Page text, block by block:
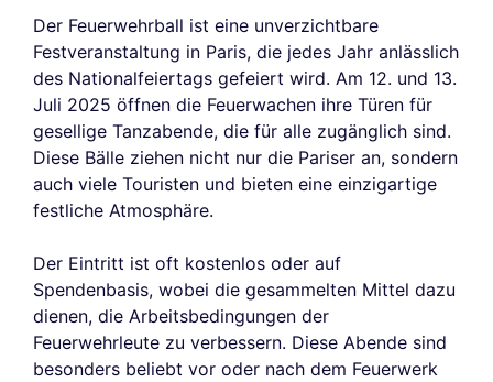
Der Feuerwehrball ist eine unverzichtbare
Festveranstaltung in Paris, die jedes Jahr anlässlich
des Nationalfeiertags gefeiert wird. Am 12. und 13.
Juli 2025 öffnen die Feuerwachen ihre Türen für
gesellige Tanzabende, die für alle zugänglich sind.
Diese Bälle ziehen nicht nur die Pariser an, sondern
auch viele Touristen und bieten eine einzigartige
festliche Atmosphäre.
Der Eintritt ist oft kostenlos oder auf
Spendenbasis, wobei die gesammelten Mittel dazu
dienen, die Arbeitsbedingungen der
Feuerwehrleute zu verbessern. Diese Abende sind
besonders beliebt vor oder nach dem Feuerwerk